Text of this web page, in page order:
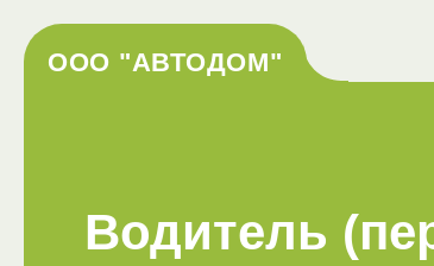
ООО "АВТОДОМ"
Водитель